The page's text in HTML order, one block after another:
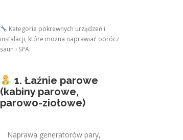
Kategorie pokrewnych urządzeń i
instalacji, które można naprawiać oprócz
saun i SPA:
1. Łaźnie parowe
(kabiny parowe,
parowo-ziołowe)
Naprawa generatorów pary,